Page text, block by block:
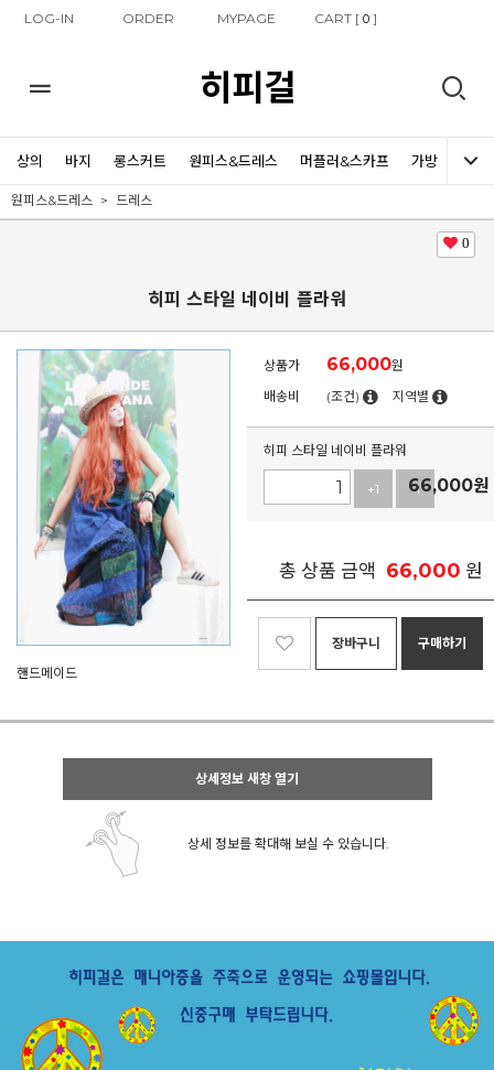
LOG-IN ORDER MYPAGE CART [0 ]
히피걸
상의 바지 롱스커트 원피스&드레스 머플러&스카프 가방 신발
원피스&드레스 드레스
0
히피 스타일 네이비 플라워
핸드메이드
상품가 66,000원
배송비
(조건) 지역별
히피 스타일 네이비 플라워
+1 -1
66,000원
총 상품 금액 66,000 원
장바구니 구매하기
상세정보 새창 열기
상세 정보를 확대해 보실 수 있습니다.